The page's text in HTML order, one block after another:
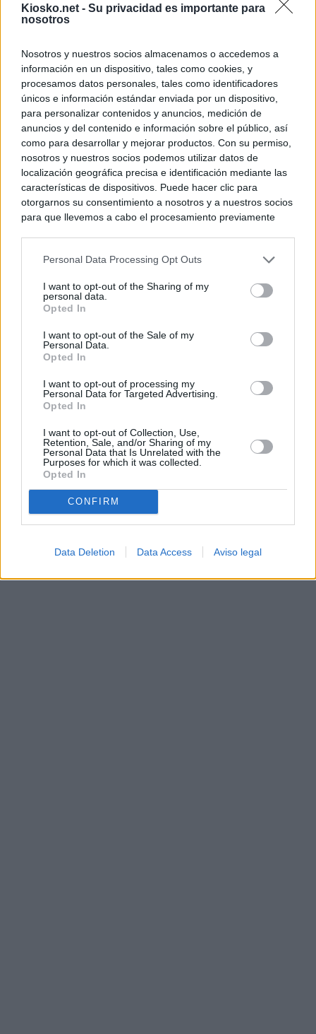
Kiosko.net - Su privacidad es importante para
nosotros
Nosotros y nuestros socios almacenamos o accedemos a
información en un dispositivo, tales como cookies, y
procesamos datos personales, tales como identificadores
únicos e información estándar enviada por un dispositivo,
para personalizar contenidos y anuncios, medición de
anuncios y del contenido e información sobre el público, así
como para desarrollar y mejorar productos. Con su permiso,
nosotros y nuestros socios podemos utilizar datos de
localización geográfica precisa e identificación mediante las
características de dispositivos. Puede hacer clic para
otorgarnos su consentimiento a nosotros y a nuestros socios
para que llevemos a cabo el procesamiento previamente
negar su consentimiento. Tenga en cuenta que algún
de su consentimiento, pero usted tiene el derecho de
rechazar tal procesamiento. Sus preferencias se aplicarán
cualquier momento entrando de nuevo en este sitio web o
visitando nuestra política de privacidad.
Personal Data Processing Opt Outs
I want to opt-out of the Sharing of my
personal data.
Opted In
I want to opt-out of the Sale of my
Personal Data.
Opted In
I want to opt-out of processing my
Personal Data for Targeted Advertising.
Opted In
I want to opt-out of Collection, Use,
Retention, Sale, and/or Sharing of my
Personal Data that Is Unrelated with the
Purposes for which it was collected.
Opted In
CONFIRM
Data Deletion Data Access Aviso legal